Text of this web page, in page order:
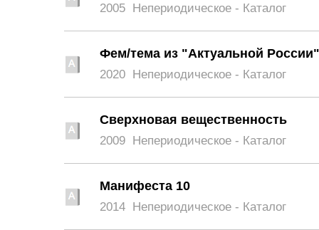
2005 Непериодическое - Каталог
Фем/тема из "Актуальной
2020 Непериодическое - Каталог
Сверхновая вещественность
2009 Непериодическое - Каталог
Манифеста 10
2014 Непериодическое - Каталог